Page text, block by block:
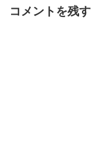
コメントを残す